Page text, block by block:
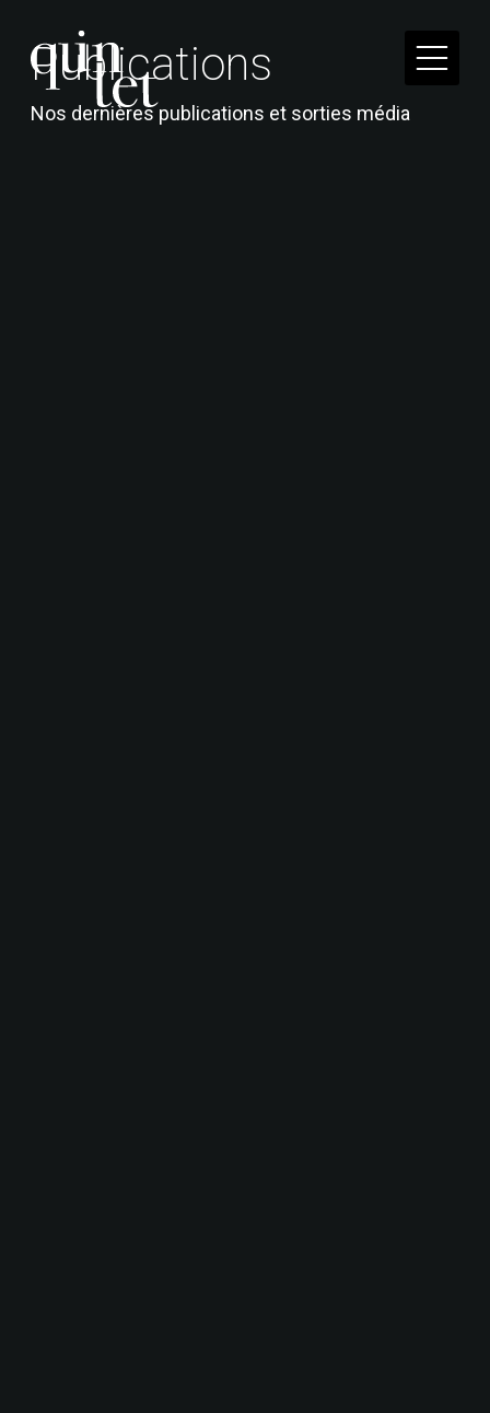
Publications
Nos dernières publications et sorties média